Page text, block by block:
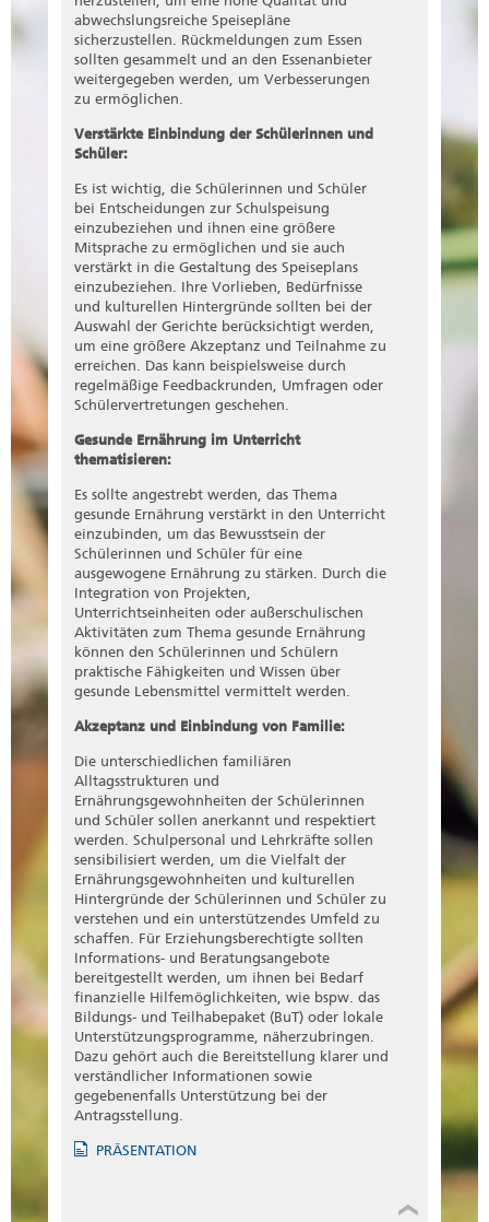
abwechslungsreiche Speisepläne
sicherzustellen. Rückmeldungen zum Essen
sollten gesammelt und an den Essenanbieter
weitergegeben werden, um Verbesserungen
zu ermöglichen.
Verstärkte Einbindung der Schülerinnen und
Schüler:
Es ist wichtig, die Schülerinnen und Schüler
bei Entscheidungen zur Schulspeisung
einzubeziehen und ihnen eine größere
Mitsprache zu ermöglichen und sie auch
verstärkt in die Gestaltung des Speiseplans
einzubeziehen. Ihre Vorlieben, Bedürfnisse
und kulturellen Hintergründe sollten bei der
Auswahl der Gerichte berücksichtigt werden,
um eine größere Akzeptanz und Teilnahme zu
erreichen. Das kann beispielsweise durch
regelmäßige Feedbackrunden, Umfragen oder
Schülervertretungen geschehen.
Gesunde Ernährung im Unterricht
thematisieren:
Es sollte angestrebt werden, das Thema
gesunde Ernährung verstärkt in den Unterricht
einzubinden, um das Bewusstsein der
Schülerinnen und Schüler für eine
ausgewogene Ernährung zu stärken. Durch die
Integration von Projekten,
Unterrichtseinheiten oder außerschulischen
Aktivitäten zum Thema gesunde Ernährung
können den Schülerinnen und Schülern
praktische Fähigkeiten und Wissen über
gesunde Lebensmittel vermittelt werden.
Akzeptanz und Einbindung von Familie:
Die unterschiedlichen familiären
Alltagsstrukturen und
Ernährungsgewohnheiten der Schülerinnen
und Schüler sollen anerkannt und respektiert
werden. Schulpersonal und Lehrkräfte sollen
sensibilisiert werden, um die Vielfalt der
Ernährungsgewohnheiten und kulturellen
Hintergründe der Schülerinnen und Schüler zu
verstehen und ein unterstützendes Umfeld zu
schaffen. Für Erziehungsberechtigte sollten
Informations- und Beratungsangebote
bereitgestellt werden, um ihnen bei Bedarf
finanzielle Hilfemöglichkeiten, wie bspw. das
Bildungs- und Teilhabepaket (BuT) oder lokale
Unterstützungsprogramme, näherzubringen.
Dazu gehört auch die Bereitstellung klarer und
verständlicher Informationen sowie
gegebenenfalls Unterstützung bei der
Antragsstellung.
PRÄSENTATION